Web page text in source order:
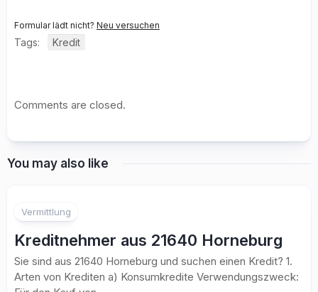
Formular lädt nicht? Neu versuchen
Tags: Kredit
Comments are closed.
You may also like
Vermittlung
Kreditnehmer aus 21640 Horneburg
Sie sind aus 21640 Horneburg und suchen einen Kredit? 1.
Arten von Krediten a) Konsumkredite Verwendungszweck: